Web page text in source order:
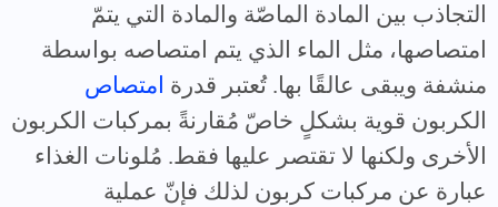
التجاذب بين المادة الماصّة والمادة التي يتمّ
امتصاصها، مثل الماء الذي يتم امتصاصه بواسطة
منشفة ويبقى عالقًا بها. تُعتبر قدرة امتصاص
الكربون قوية بشكلٍ خاصّ مُقارنةً بمركبات الكربون
الأخرى ولكنها لا تقتصر عليها فقط. مُلونات الغذاء
عبارة عن مركبات كربون لذلك فإنّ عملية